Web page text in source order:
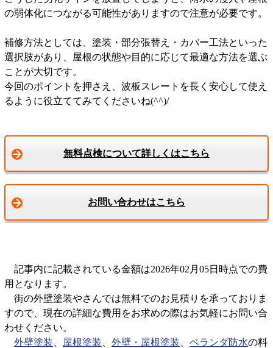
の弱体化につながる可能性がありますので注意が必要です。
補修方法としては、塗装・部分張替え・カバー工法といった
選択肢があり、屋根の状態や目的に応じて最適な方法を選ぶ
ことが大切です。
今回のポイントを押さえ、波板スレートを長く安心して使え
るように役立ててみてくださいね(^^)/
無料点検について詳しくはこちら
お問い合わせはこちら
記事内に記載されている金額は2026年02月05日時点での費
用となります。
街の外壁塗装やさんでは無料でのお見積りを承っておりま
すので、現在の詳細な費用をお求めの際はお気軽にお問い合
わせください。
外壁塗装
屋根塗装 外壁・屋根塗装 ベランダ防水の料